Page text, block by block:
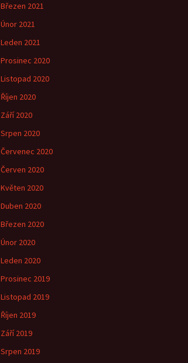
Březen 2021
Únor 2021
Leden 2021
Prosinec 2020
Listopad 2020
Říjen 2020
Září 2020
Srpen 2020
Červenec 2020
Červen 2020
Květen 2020
Duben 2020
Březen 2020
Únor 2020
Leden 2020
Prosinec 2019
Listopad 2019
Říjen 2019
Září 2019
Srpen 2019